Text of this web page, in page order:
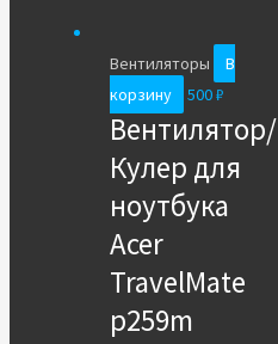
Вентиляторы
В
корзину
500₽
Вентилятор/
Кулер для
ноутбука
Acer
TravelMate
p259m